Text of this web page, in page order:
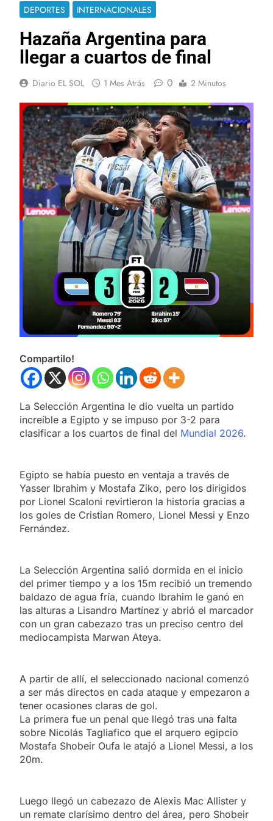
DEPORTES INTERNACIONALES
Hazaña Argentina para
llegar a cuartos de final
Diario EL SOL 1 Mes Atrás 0 2 Minutos
Compartilo!
La Selección Argentina le dio vuelta un partido
increíble a Egipto y se impuso por 3-2 para
clasificar a los cuartos de final del Mundial 2026.
Egipto se había puesto en ventaja a través de
Yasser Ibrahim y Mostafa Ziko, pero los dirigidos
por Lionel Scaloni revirtieron la historia gracias a
los goles de Cristian Romero, Lionel Messi y Enzo
Fernández.
La Selección Argentina salió dormida en el inicio
del primer tiempo y a los 15m recibió un tremendo
baldazo de agua fría, cuando Ibrahim le ganó en
las alturas a Lisandro Martínez y abrió el marcador
con un gran cabezazo tras un preciso centro del
mediocampista Marwan Ateya.
A partir de allí, el seleccionado nacional comenzó
a ser más directos en cada ataque y empezaron a
tener ocasiones claras de gol.
La primera fue un penal que llegó tras una falta
sobre Nicolás Tagliafico que el arquero egipcio
Mostafa Shobeir Oufa le atajó a Lionel Messi, a los
20m.
Luego llegó un cabezazo de Alexis Mac Allister y
un remate clarísimo dentro del área, pero Shobeir